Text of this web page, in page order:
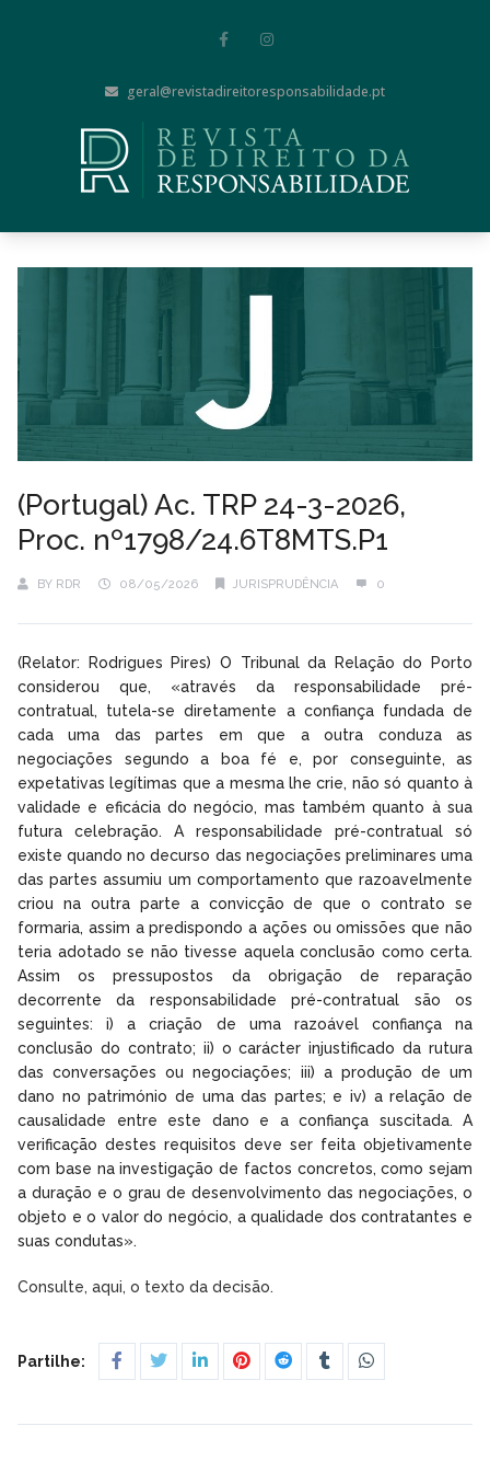
geral@revistadireitoresponsabilidade.pt
(Portugal) Ac. TRP 24-3-2026,
Proc. nº1798/24.6T8MTS.P1
BY RDR 08/05/2026 JURISPRUDÊNCIA 0
(Relator: Rodrigues Pires) O Tribunal da Relação do Porto
considerou que, «através da responsabilidade pré-
contratual, tutela-se diretamente a confiança fundada de
cada uma das partes em que a outra conduza as
negociações segundo a boa fé e, por conseguinte, as
expetativas legítimas que a mesma lhe crie, não só quanto à
validade e eficácia do negócio, mas também quanto à sua
futura celebração. A responsabilidade pré-contratual só
existe quando no decurso das negociações preliminares uma
das partes assumiu um comportamento que razoavelmente
criou na outra parte a convicção de que o contrato se
formaria, assim a predispondo a ações ou omissões que não
teria adotado se não tivesse aquela conclusão como certa.
Assim os pressupostos da obrigação de reparação
decorrente da responsabilidade pré-contratual são os
seguintes: i) a criação de uma razoável confiança na
conclusão do contrato; ii) o carácter injustificado da rutura
das conversações ou negociações; iii) a produção de um
dano no património de uma das partes; e iv) a relação de
causalidade entre este dano e a confiança suscitada. A
verificação destes requisitos deve ser feita objetivamente
com base na investigação de factos concretos, como sejam
a duração e o grau de desenvolvimento das negociações, o
objeto e o valor do negócio, a qualidade dos contratantes e
suas condutas».
Consulte, aqui, o texto da decisão.
Partilhe: